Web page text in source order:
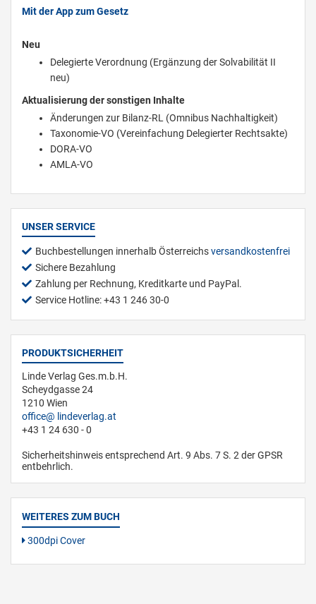
Mit der App zum Gesetz
Neu
Delegierte Verordnung (Ergänzung der Solvabilität II
neu)
Aktualisierung der sonstigen Inhalte
Änderungen zur Bilanz-RL (Omnibus Nachhaltigkeit)
Taxonomie-VO (Vereinfachung Delegierter Rechtsakte)
DORA-VO
AMLA-VO
UNSER SERVICE
Buchbestellungen innerhalb Österreichsversandkostenfrei
Sichere Bezahlung
Zahlung per Rechnung, Kreditkarte und PayPal.
Service Hotline: +43 1 246 30-0
PRODUKTSICHERHEIT
Linde Verlag Ges.m.b.H.
Scheydgasse 24
1210 Wien
office
lindeverlag.at
+43 1 24 630 - 0
Sicherheitshinweis entsprechend Art. 9 Abs. 7 S. 2 der GPSR
entbehrlich.
WEITERES ZUM BUCH
300dpi Cover